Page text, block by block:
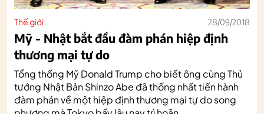
Thế giới 28/09/2018
Mỹ - Nhật bắt đầu đàm phán hiệp định
thương mại tự do
Tổng thống Mỹ Donald Trump cho biết ông cùng Thủ
tướng Nhật Bản Shinzo Abe đã thống nhất tiến hành
đàm phán về một hiệp định thương mại tự do song